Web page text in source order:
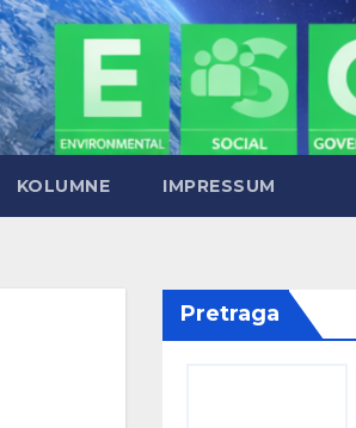
KOLUMNE IMPRESSUM
Pretraga